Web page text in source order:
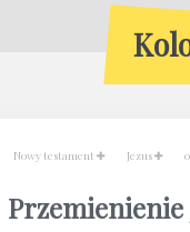
Nowy testament Jezus
Przemienienie